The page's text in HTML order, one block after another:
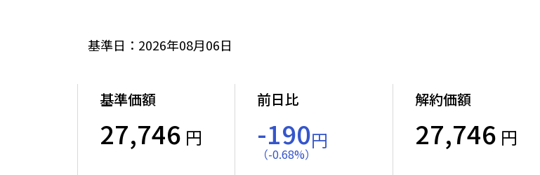
基準日：2026年08月06日
基準価額
27,746 円
前日比
-190円
（-0.68%）
解約価額
27,746 円